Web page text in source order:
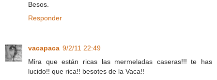
Besos.
Responder
vacapaca 9/2/11 22:49
Mira que están ricas las mermeladas caseras!!! te has
lucido!! que rica!! besotes de la Vaca!!